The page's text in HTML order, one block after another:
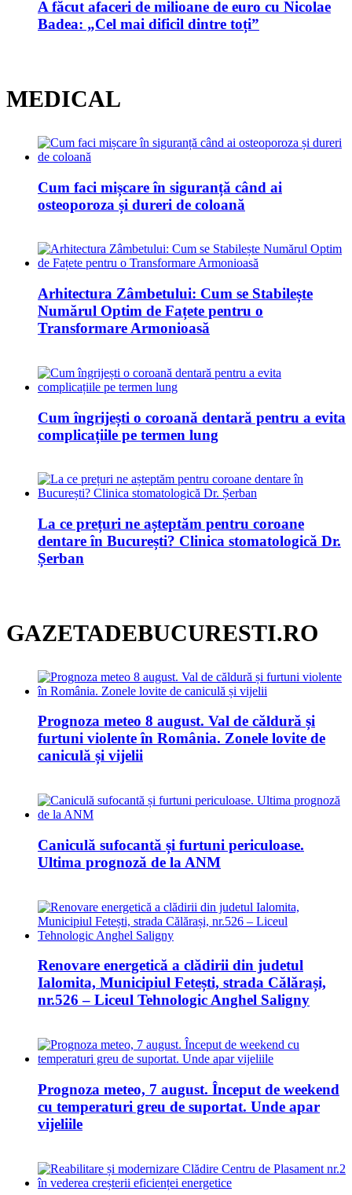
A făcut afaceri de milioane de euro cu Nicolae
Badea: „Cel mai dificil dintre toți”
MEDICAL
Cum faci mișcare în siguranță când ai
osteoporoza și dureri de coloană
Arhitectura Zâmbetului: Cum se Stabilește
Numărul Optim de Fațete pentru o
Transformare Armonioasă
Cum îngrijești o coroană dentară pentru a evita
complicațiile pe termen lung
La ce prețuri ne așteptăm pentru coroane
dentare în București? Clinica stomatologică Dr.
Șerban
GAZETADEBUCURESTI.RO
Prognoza meteo 8 august. Val de căldură și
furtuni violente în România. Zonele lovite de
caniculă și vijelii
Caniculă sufocantă și furtuni periculoase.
Ultima prognoză de la ANM
Renovare energetică a clădirii din judetul
Ialomita, Municipiul Fetești, strada Călărași,
nr.526 – Liceul Tehnologic Anghel Saligny
Prognoza meteo, 7 august. Început de weekend
cu temperaturi greu de suportat. Unde apar
vijeliile